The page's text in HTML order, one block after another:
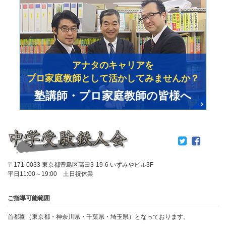
〒171-0033 東京都豊島区高田3-19-6 いずみやビル3F
平日11:00～19:00 土日祝休業
ご指導可能範囲
首都圏（東京都・神奈川県・千葉県・埼玉県）となっております。
アナタのキャリアを
プロ家庭教師として活かしてみませんか？
塾講師・プロ家庭教師の皆様へ